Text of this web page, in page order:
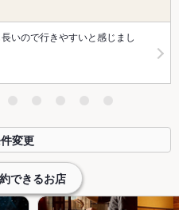
いので行きやすいと感じまし
変更
できるお店